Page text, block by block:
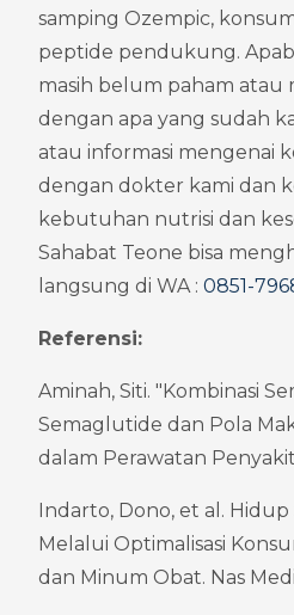
samping Ozempic,
peptide pendukung.
masih belum paham atau
dengan apa yang sudah
atau informasi mengenai
dengan dokter kami dan
kebutuhan nutrisi dan
Sahabat Teone bisa
langsung di WA : 0851-
Referensi:
Aminah, Siti. "Kombinasi
Semaglutide dan Pola
dalam Perawatan
Indarto, Dono, et al.
Melalui Optimalisasi
dan Minum Obat. Nas